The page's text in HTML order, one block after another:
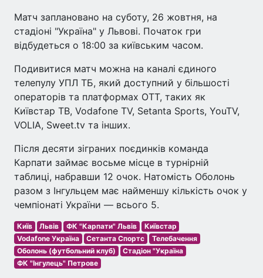
Матч заплановано на суботу, 26 жовтня, на
стадіоні "Україна" у Львові. Початок гри
відбудеться о 18:00 за київським часом.
Подивитися матч можна на каналі єдиного
телепулу УПЛ ТБ, який доступний у більшості
операторів та платформах ОТТ, таких як
Київстар ТВ, Vodafone TV, Setanta Sports, YouTV,
VOLIA, Sweet.tv та інших.
Після десяти зіграних поєдинків команда
Карпати займає восьме місце в турнірній
таблиці, набравши 12 очок. Натомість Оболонь
разом з Інгульцем має найменшу кількість очок у
чемпіонаті України — всього 5.
Київ Львів ФК "Карпати" Львів
Київстар
Vodafone Україна
Сетанта Спортс
Телебачення
Оболонь (футбольний клуб)
Стадіон "Україна
ФК "Інгулець" Петрове